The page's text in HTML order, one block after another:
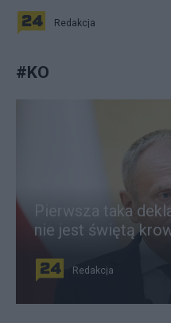
Redakcja
#KO
Pierwsza taka
nie jest świętą
Redakcja